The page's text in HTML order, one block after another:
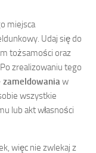
miejsca
Udaj się do
tożsamości oraz
zrealizowaniu tego
zameldowania w
wszystkie
lub akt własności
więc nie zwlekaj z